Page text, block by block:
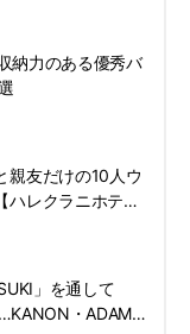
納力のある優秀バ
親友だけの10人ウ
ハレクラニホテ
」を通して
・ADAM